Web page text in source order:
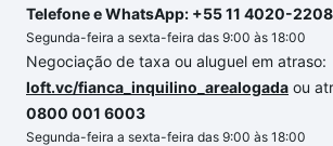
Telefone e WhatsApp: +55 11 4020-2208
Segunda-feira a sexta-feira das 9:00 às 18:00
Negociação de taxa ou aluguel em atraso:
loft.vc/fianca_inquilino_arealogada ou
0800 001 6003
Segunda-feira a sexta-feira das 9:00 às 18:00